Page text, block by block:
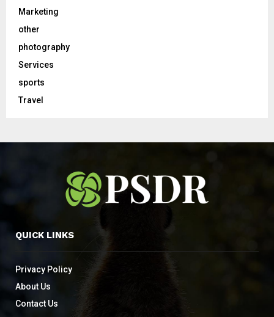
Marketing
other
photography
Services
sports
Travel
QUICK LINKS
Privacy Policy
About Us
Contact Us